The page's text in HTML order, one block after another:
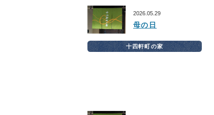
2026.05.29
母の日
十四軒町の家